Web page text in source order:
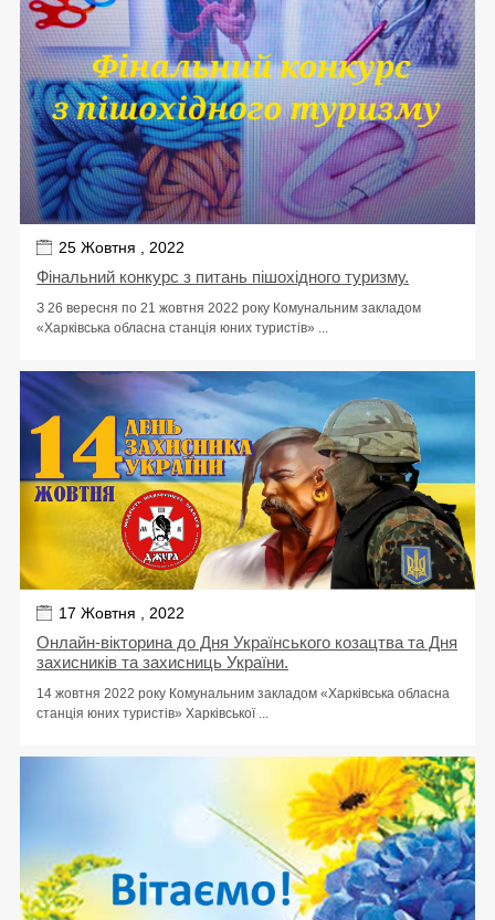
25 Жовтня , 2022
Фінальний конкурс з питань пішохідного туризму.
З 26 вересня по 21 жовтня 2022 року Комунальним закладом
«Харківська обласна станція юних туристів» ...
17 Жовтня , 2022
Онлайн-вікторина до Дня Українського козацтва та Дня
захисників та захисниць України.
14 жовтня 2022 року Комунальним закладом «Харківська обласна
станція юних туристів» Харківської ...